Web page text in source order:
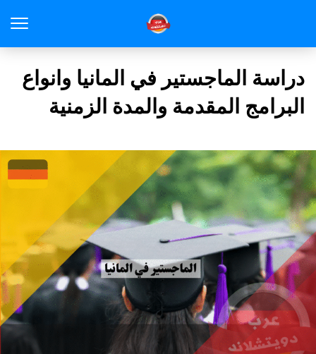
دراسة الماجستير في المانيا وانواع
البرامج المقدمة والمدة الزمنية